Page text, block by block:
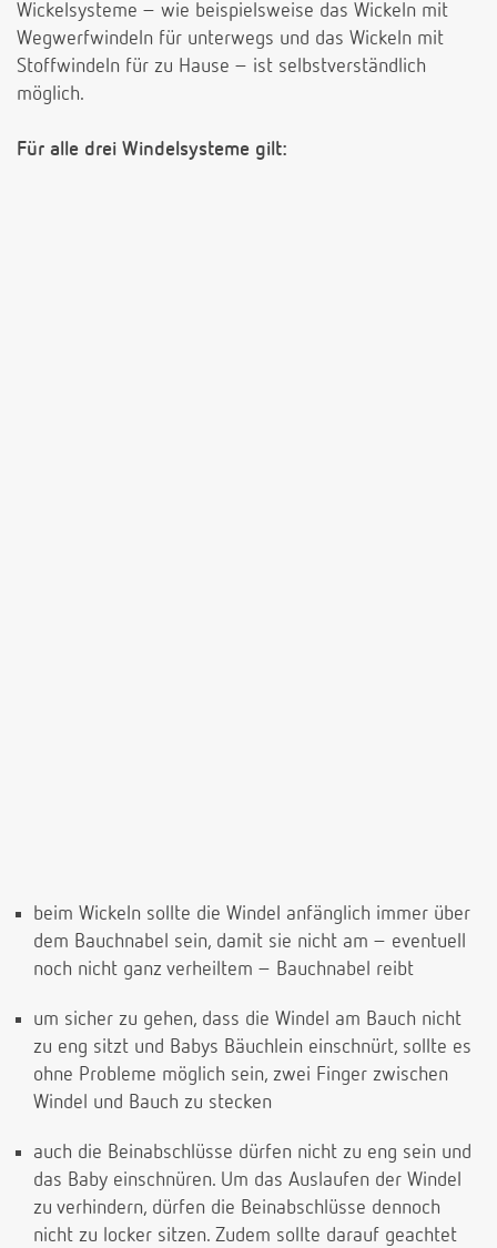
Wickelsysteme – wie beispielsweise das Wickeln mit
Wegwerfwindeln für unterwegs und das Wickeln mit
Stoffwindeln für zu Hause – ist selbstverständlich
möglich.
Für alle drei Windelsysteme gilt:
beim Wickeln sollte die Windel anfänglich immer über
dem Bauchnabel sein, damit sie nicht am – eventuell
noch nicht ganz verheiltem – Bauchnabel reibt
um sicher zu gehen, dass die Windel am Bauch nicht
zu eng sitzt und Babys Bäuchlein einschnürt, sollte es
ohne Probleme möglich sein, zwei Finger zwischen
Windel und Bauch zu stecken
auch die Beinabschlüsse dürfen nicht zu eng sein und
das Baby einschnüren. Um das Auslaufen der Windel
zu verhindern, dürfen die Beinabschlüsse dennoch
nicht zu locker sitzen. Zudem sollte darauf geachtet